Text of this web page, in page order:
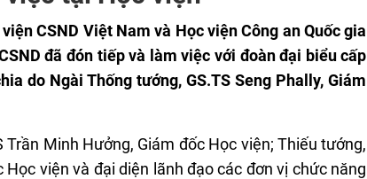
CSND Việt Nam và Học viện Công an Quốc gia
đã đón tiếp và làm việc với đoàn đại biểu cấp
do Ngài Thống tướng, GS.TS Seng Phally, Giám
Minh Hưởng, Giám đốc Học viện; Thiếu tướng,
Học viện và đại diện lãnh đạo các đơn vị chức năng